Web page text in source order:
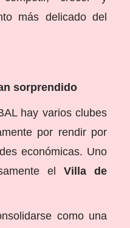
más delicado del
sorprendido
hay varios clubes
por rendir por
económicas. Uno
elVilla de
como una